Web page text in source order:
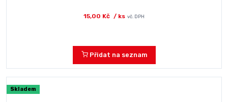
15,00 Kč / ks vč. DPH
Přidat na seznam
Skladem